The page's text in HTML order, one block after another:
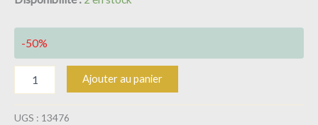
-50%
Ajouter au panier
UGS : 13476